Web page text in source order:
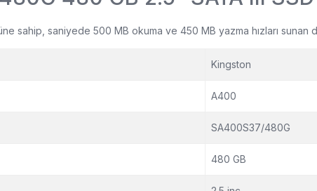
sahip, saniyede 500 MB okuma ve 450 MB yazma hızları sunan
Kingston
A400
SA400S37/480G
480 GB